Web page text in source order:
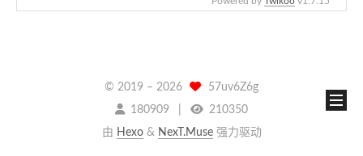
© 2019 – 2026
57uv6Z6g
180909
210350
由 Hexo& NexT.Muse强力驱动